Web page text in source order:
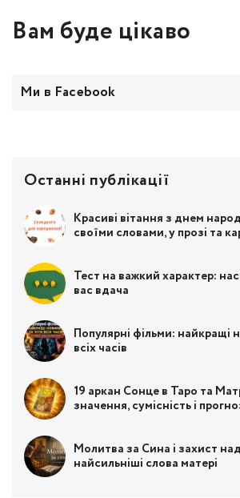
Вам буде цікаво
Ми в Facebook
Останні публікації
Красиві вітання з днем
своїми словами, у прозі та
Тест на важкий характер:
вас вдача
Популярні фільми: найкращі
всіх часів
19 аркан Сонце в Таро та
значення, сумісність і
Молитва за Сина і захист
найсильніші слова матері